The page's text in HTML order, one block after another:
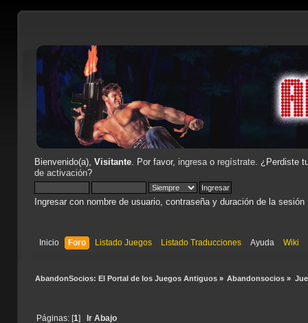
Bienvenido(a), Visitante. Por favor, ingresao regístrate. ¿Perdiste
de activación?
Ingresar con nombre de usuario, contraseña y duración de la sesión
Inicio Foro Listado Juegos Listado Traducciones Ayuda Wiki
AbandonSocios: El Portal de los Juegos Antiguos» Abandonsocios »
Páginas: [1] Ir Abajo